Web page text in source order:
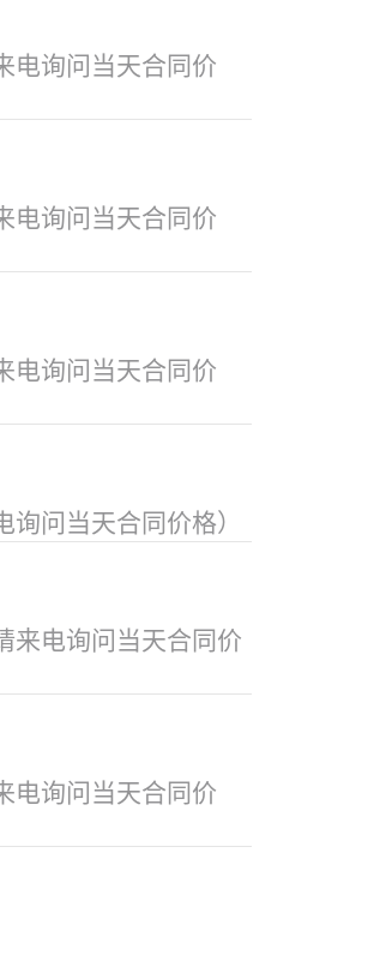
电询问当天合同价
电询问当天合同价
电询问当天合同价
问当天合同价格）
来电询问当天合同价
电询问当天合同价